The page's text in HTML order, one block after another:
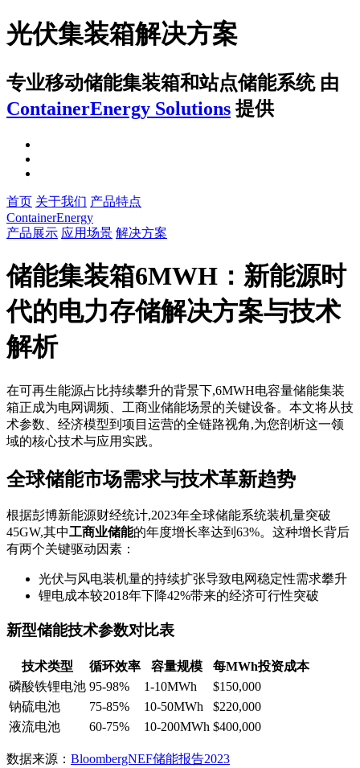
光伏集装箱解决方案
专业移动储能集装箱和站点储能系统 由
ContainerEnergy Solutions 提供
首页 关于我们 产品特点
ContainerEnergy
产品展示 应用场景 解决方案
储能集装箱6MWH：新能源时
代的电力存储解决方案与技术
解析
在可再生能源占比持续攀升的背景下,6MWH电容量储能集装
箱正成为电网调频、工商业储能场景的关键设备。本文将从技
术参数、经济模型到项目运营的全链路视角,为您剖析这一领
域的核心技术与应用实践。
全球储能市场需求与技术革新趋势
根据彭博新能源财经统计,2023年全球储能系统装机量突破
45GW,其中工商业储能的年度增长率达到63%。这种增长背后
有两个关键驱动因素：
光伏与风电装机量的持续扩张导致电网稳定性需求攀升
锂电成本较2018年下降42%带来的经济可行性突破
新型储能技术参数对比表
技术类型 循环效率 容量规模
每MWh投资成本
磷酸铁锂电池 95-98% 1-10MWh
$150,000
钠硫电池
75-85% 10-50MWh
$220,000
液流电池
60-75% 10-200MWh $400,000
数据来源： BloombergNEF储能报告2023